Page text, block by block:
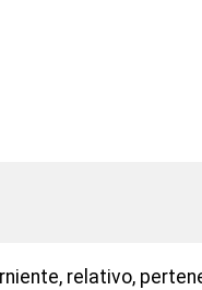
relativo,